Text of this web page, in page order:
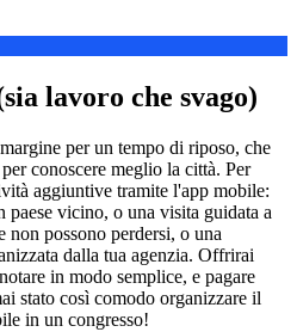
lavoro che svago)
per un tempo di riposo, che
conoscere meglio la città. Per
aggiuntive tramite l'app mobile:
paese vicino, o una visita guidata a
non possono perdersi, o una
dalla tua agenzia. Offrirai
in modo semplice, e pagare
stato così comodo organizzare il
in un congresso!